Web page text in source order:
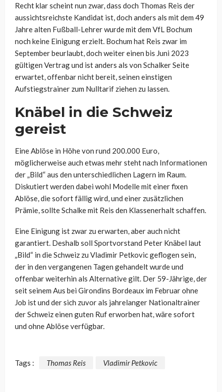
Recht klar scheint nun zwar, dass doch Thomas Reis der
aussichtsreichste Kandidat ist, doch anders als mit dem 49
Jahre alten Fußball-Lehrer wurde mit dem VfL Bochum
noch keine Einigung erzielt. Bochum hat Reis zwar im
September beurlaubt, doch weiter einen bis Juni 2023
gültigen Vertrag und ist anders als von Schalker Seite
erwartet, offenbar nicht bereit, seinen einstigen
Aufstiegstrainer zum Nulltarif ziehen zu lassen.
Knäbel in die Schweiz
gereist
Eine Ablöse in Höhe von rund 200.000 Euro,
möglicherweise auch etwas mehr steht nach Informationen
der „Bild“ aus den unterschiedlichen Lagern im Raum.
Diskutiert werden dabei wohl Modelle mit einer fixen
Ablöse, die sofort fällig wird, und einer zusätzlichen
Prämie, sollte Schalke mit Reis den Klassenerhalt schaffen.
Eine Einigung ist zwar zu erwarten, aber auch nicht
garantiert. Deshalb soll Sportvorstand Peter Knäbel laut
„Bild“ in die Schweiz zu Vladimir Petkovic geflogen sein,
der in den vergangenen Tagen gehandelt wurde und
offenbar weiterhin als Alternative gilt. Der 59-Jährige, der
seit seinem Aus bei Girondins Bordeaux im Februar ohne
Job ist und der sich zuvor als jahrelanger Nationaltrainer
der Schweiz einen guten Ruf erworben hat, wäre sofort
und ohne Ablöse verfügbar.
Tags : Thomas Reis Vladimir Petkovic